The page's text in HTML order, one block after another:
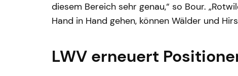
diesem Bereich sehr genau,“ so Bour.
Hand in Hand gehen, können Wälder und
LWV erneuert